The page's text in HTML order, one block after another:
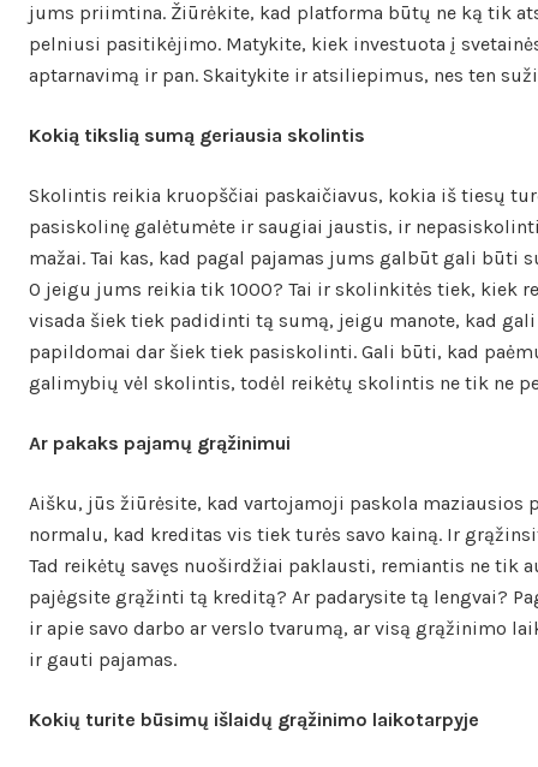
jums priimtina. Žiūrėkite, kad platforma būtų ne ką tik
pelniusi pasitikėjimo. Matykite, kiek investuota į
aptarnavimą ir pan. Skaitykite ir atsiliepimus, nes ten
Kokią tikslią sumą geriausia skolintis
Skolintis reikia kruopščiai paskaičiavus, kokia iš tiesų
pasiskolinę galėtumėte ir saugiai jaustis, ir
mažai. Tai kas, kad pagal pajamas jums galbūt gali būti
O jeigu jums reikia tik 1000? Tai ir skolinkitės tiek, kiek
visada šiek tiek padidinti tą sumą, jeigu manote, kad
papildomai dar šiek tiek pasiskolinti. Gali būti, kad
galimybių vėl skolintis, todėl reikėtų skolintis ne tik ne
Ar pakaks pajamų grąžinimui
Aišku, jūs žiūrėsite, kad vartojamoji paskola maziausios
normalu, kad kreditas vis tiek turės savo kainą. Ir
Tad reikėtų savęs nuoširdžiai paklausti, remiantis ne tik
pajėgsite grąžinti tą kreditą? Ar padarysite tą lengvai?
ir apie savo darbo ar verslo tvarumą, ar visą grąžinimo
ir gauti pajamas.
Kokių turite būsimų išlaidų grąžinimo laikotarpyje